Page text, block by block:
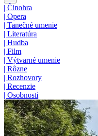
| Činohra
| Opera
| Tanečné umenie
| Literatúra
| Hudba
| Film
| Výtvarné umenie
| Rôzne
| Rozhovory
| Recenzie
| Osobnosti